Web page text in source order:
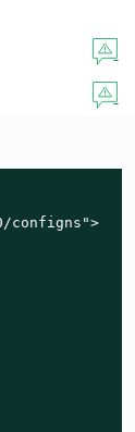
configns">